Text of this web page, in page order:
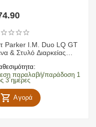
Parker I.M. Duo LQ GT
& Στυλό Διαρκείας
παραλαβή/παράδοση 1
3 ημέρες
Αγορά